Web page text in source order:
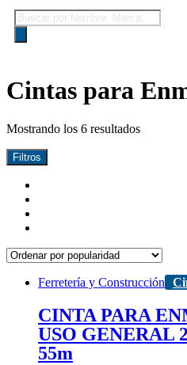
Búsqueda
de
productos
Cintas para
Mostrando los 6 resultados
Filtros
Ferretería y Construcción
CINTA PARA
USO GENERAL
55m